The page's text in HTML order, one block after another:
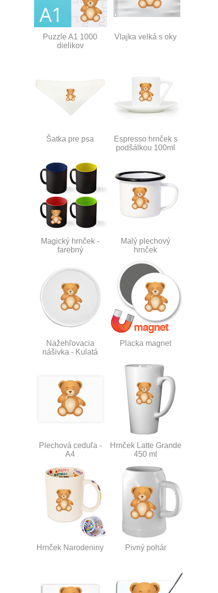
Puzzle A1 1000
dielikov
Vlajka velká s oky
Šatka pre psa
Espresso hrnček s
podšálkou 100ml
Magický hrnček -
farebný
Malý plechový
hrnček
Nažehľovacia
nášivka - Kulatá
Placka magnet
Plechová ceduľa -
A4
Hrnček Latte Grande
450 ml
Hrnček Narodeniny Pivný pohár